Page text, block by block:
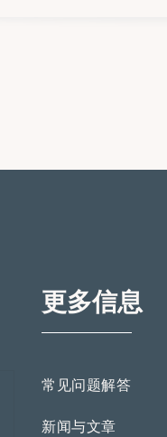
更多信息
常见问题解答
新闻与文章